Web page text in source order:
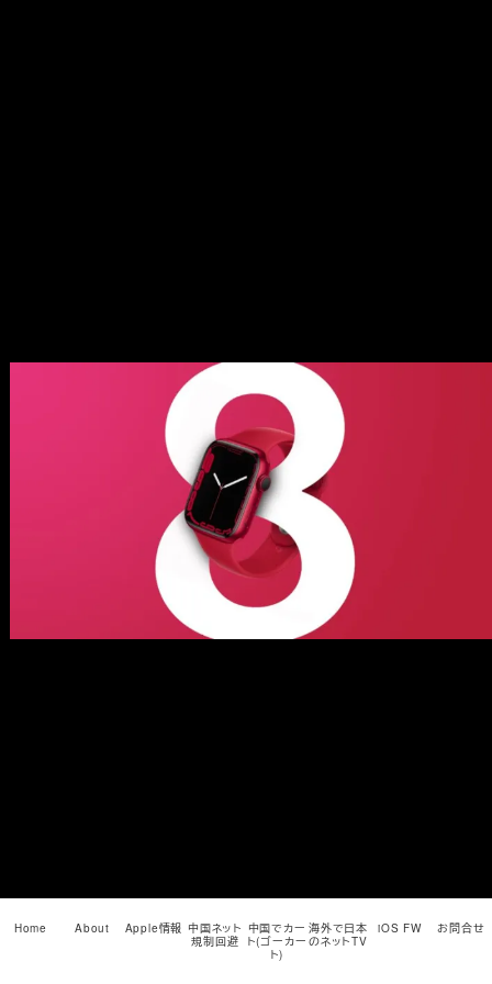
メ
イ
ン
コ
ン
Home About Apple情報 中国ネット
規制回避
中国でカー
ト(ゴーカー
ト)
海外で日本
のネットTV
iOS FW お問合せ